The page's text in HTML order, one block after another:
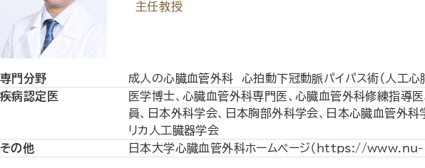
主任教授
専門分野
成人の心臓血管外科 心拍動下冠動脈パイパス術（人工心
疾病認定医
医学博士、心臓血管外科専門医、心臓血管外科修練指導
員、日本外科学会、日本胸部外科学会、日本心臓血管
リカ人工臓器学会
その他
日本大学心臓血管外科ホームページ（https://